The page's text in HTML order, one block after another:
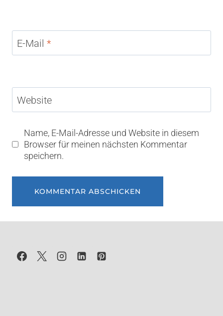
E-Mail *
Website
Name, E-Mail-Adresse und Website in diesem
Browser für meinen nächsten Kommentar
speichern.